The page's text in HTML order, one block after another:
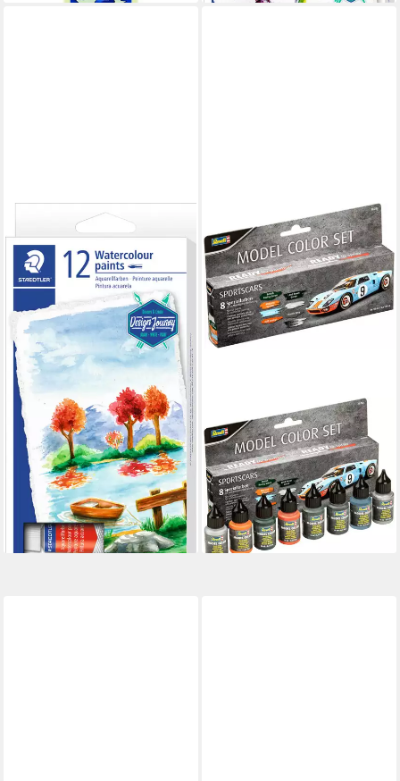
Bastelfarbe Aquarellfarben-
Set, 12 Tuben
15,09 €
lieferbar - in 4-5 Werktagen bei dir
REVELL®
Bastelfarbe Model Color -
Sportscar, Made in Germany
19,98 € UVP24,99 €
(146,91 €/ 1 l)
-20%
lieferbar - in 6-8 Werktagen bei dir